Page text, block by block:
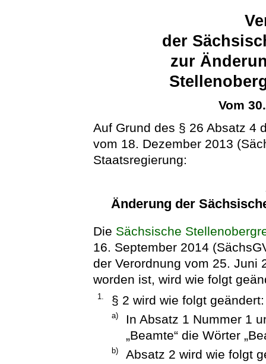
der
zur
Vom
Auf Grund des § 26 Absatz 4
vom 18. Dezember 2013
Staatsregierung:
Änderung der
Die Sächsische
16. September 2014
der Verordnung vom 25. Juni
worden ist, wird wie folgt
1. § 2 wird wie folgt geändert:
a)
In Absatz 1 Nummer 1
„Beamte“ die Wörter
b) Absatz 2 wird wie folgt